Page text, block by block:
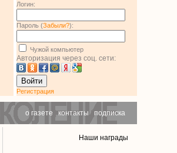
Логин:
Пароль (Забыли?):
Чужой компьютер
Авторизация через соц. сети:
Войти
Регистрация
о газете |контакты| подписка
Наши награды